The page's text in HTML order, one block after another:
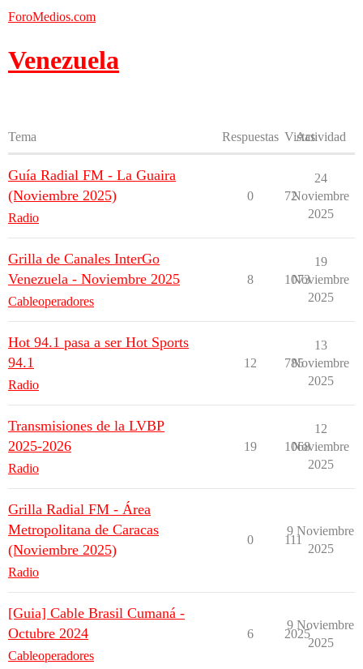
ForoMedios.com
Venezuela
Tema Respuestas Vistas
Actividad
Guía Radial FM - La Guaira
(Noviembre 2025)
Radio
0 72
24
Noviembre
2025
Grilla de Canales InterGo
Venezuela - Noviembre 2025
Cableoperadores
8 1073
19
Noviembre
2025
Hot 94.1 pasa a ser Hot Sports
94.1
Radio
12 785
13
Noviembre
2025
Transmisiones de la LVBP
2025-2026
Radio
19 1068
12
Noviembre
2025
Grilla Radial FM - Área
Metropolitana de Caracas
(Noviembre 2025)
Radio
0 111
9 Noviembre
2025
[Guia] Cable Brasil Cumaná -
Octubre 2024
Cableoperadores
6 2025
9 Noviembre
2025